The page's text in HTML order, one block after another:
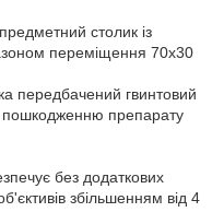
столик із
переміщення 70х30
передбачений гвинтовий
пошкодженню препарату
без додаткових
збільшенням від 4